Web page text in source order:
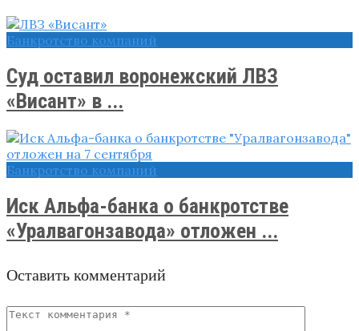
Банкротство компаний
Суд оставил воронежский ЛВЗ
«Висант» в ...
Банкротство компаний
Иск Альфа-банка о банкротстве
«Уралвагонзавода» отложен ...
Оставить комментарий